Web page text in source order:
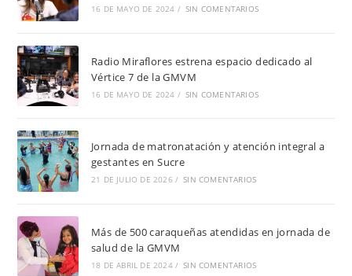
16 DE MAYO DE 2024 / SIN COMENTARIOS
Radio Miraflores estrena espacio dedicado al
Vértice 7 de la GMVM
16 DE MAYO DE 2024 / SIN COMENTARIOS
Jornada de matronatación y atención integral a
gestantes en Sucre
21 DE JULIO DE 2026 / SIN COMENTARIOS
Más de 500 caraqueñas atendidas en jornada de
salud de la GMVM
18 DE ABRIL DE 2024 / SIN COMENTARIOS